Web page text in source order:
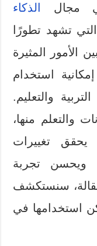
في مجال
الذكاء
تشهد تطورًا
الأمور المثيرة
استخدام
والتعليم.
والتعلم منها،
يحقق تغييرات
ويحسن تجربة
سنستكشف
استخدامها في